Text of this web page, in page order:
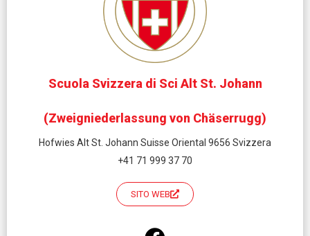
Scuola Svizzera di Sci Alt St. Johann
(Zweigniederlassung von Chäserrugg)
Hofwies Alt St. Johann Suisse Oriental 9656 Svizzera
+41 71 999 37 70
SITO WEB